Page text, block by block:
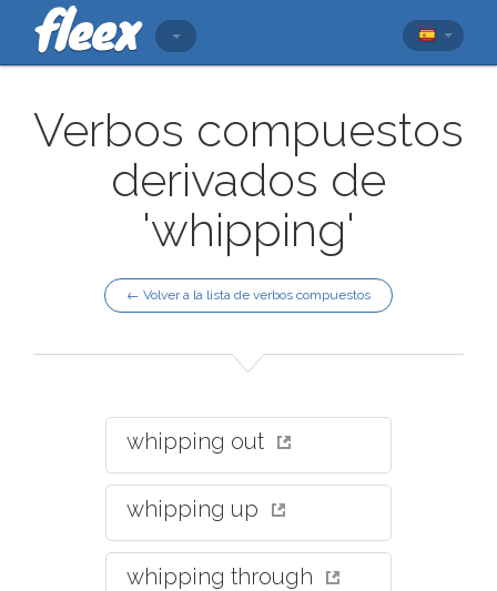
Verbos compuestos
derivados de
'whipping'
← Volver a la lista de verbos compuestos
whipping out
whipping up
whipping through